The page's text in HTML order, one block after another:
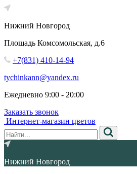
Нижний Новгород
Площадь Комсомольская, д.6
+7(831) 410-14-94
tychinkann@yandex.ru
Ежедневно 9:00 - 20:00
Заказать звонок
Интернет-магазин цветов
Нижний Новгород